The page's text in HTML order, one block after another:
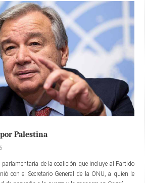
Palestina
parlamentaria de la coalición que incluye al Partido
con el Secretario General de la ONU, a quien le